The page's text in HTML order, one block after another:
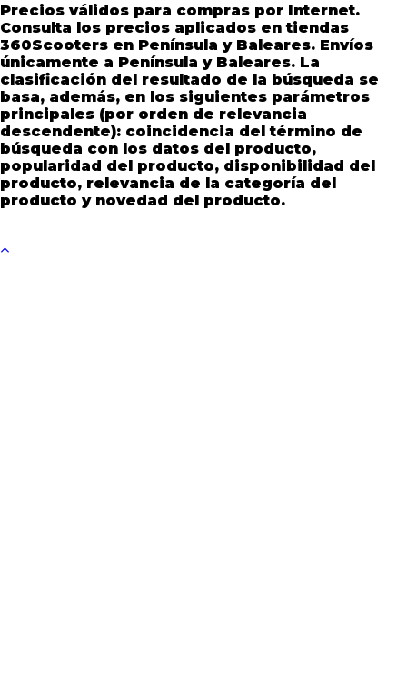
Precios válidos para compras por Internet.
Consulta los precios aplicados en tiendas
360Scooters en Península y Baleares. Envíos
únicamente a Península y Baleares. La
clasificación del resultado de la búsqueda se
basa, además, en los siguientes parámetros
principales (por orden de relevancia
descendente): coincidencia del término de
búsqueda con los datos del producto,
popularidad del producto, disponibilidad del
producto, relevancia de la categoría del
producto y novedad del producto.